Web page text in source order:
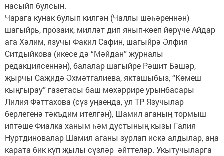
насыйп булсын.
Чарага кунак булып килгән (Чаллы шәһәреннән)
шагыйрь, прозаик, милләт дип янып-көеп йөрүче Айдар
ага Хәлим, язучы Факил Сафин, шагыйрә Әлфия
Ситдыйкова (икесе дә “Мәйдан” журналы
редакциясеннән), балалар шагыйре Рәшит Бәшәр,
җырчы Саҗидә Әхмәтгалиева, якташыбыз, “Көмеш
кыңгырау” газетасы баш мөхәррире урынбасары
Лилия Фәттахова (сүз уңаенда, ул ТР Язучылар
берлегенә тәкъдим ителгән), Шамил аганың тормыш
иптәше Фиалка ханым һәм дустының кызы Галия
Нуртдиновалар Шамил аганы зурлап искә алдылар, аңа
карата бик күп җылы сүзләр әйттеләр. Укытучыларга